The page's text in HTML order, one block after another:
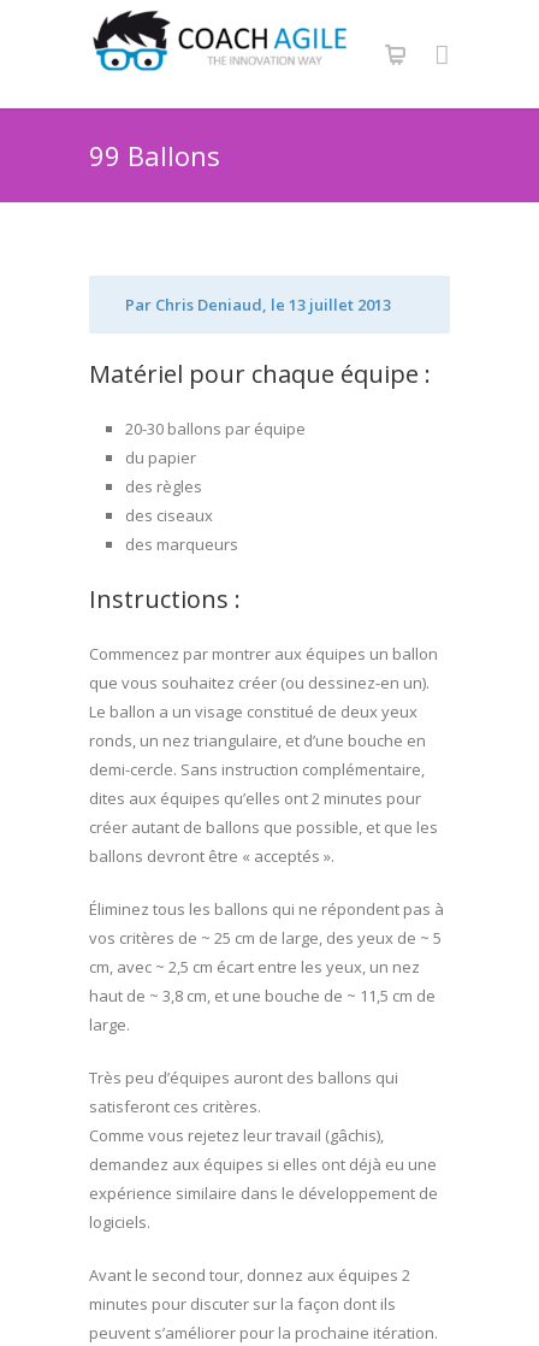
99 Ballons
Par Chris Deniaud, le 13 juillet 2013
Matériel pour chaque équipe :
20-30 ballons par équipe
du papier
des règles
des ciseaux
des marqueurs
Instructions :
Commencez par montrer aux équipes un ballon
que vous souhaitez créer (ou dessinez-en un).
Le ballon a un visage constitué de deux yeux
ronds, un nez triangulaire, et d’une bouche en
demi-cercle. Sans instruction complémentaire,
dites aux équipes qu’elles ont 2 minutes pour
créer autant de ballons que possible, et que les
ballons devront être « acceptés ».
Éliminez tous les ballons qui ne répondent pas à
vos critères de ~ 25 cm de large, des yeux de ~ 5
cm, avec ~ 2,5 cm écart entre les yeux, un nez
haut de ~ 3,8 cm, et une bouche de ~ 11,5 cm de
large.
Très peu d’équipes auront des ballons qui
satisferont ces critères.
Comme vous rejetez leur travail (gâchis),
demandez aux équipes si elles ont déjà eu une
expérience similaire dans le développement de
logiciels.
Avant le second tour, donnez aux équipes 2
minutes pour discuter sur la façon dont ils
peuvent s’améliorer pour la prochaine itération.